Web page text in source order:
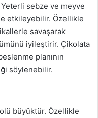
sebze ve meyve
etkileyebilir. Özellikle
savaşarak
iyileştirir. Çikolata
planının
söylenebilir.
büyüktür. Özellikle